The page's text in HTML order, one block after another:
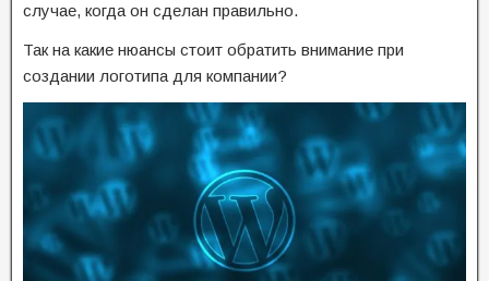
случае, когда он сделан правильно.
Так на какие нюансы стоит обратить внимание при
создании логотипа для компании?